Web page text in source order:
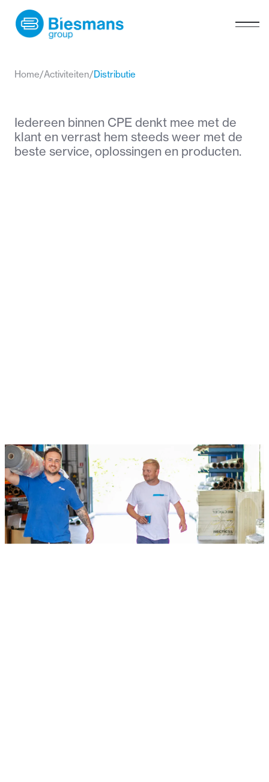
Home/Activiteiten/Distributie
Iedereen binnen CPE denkt mee met de
klant en verrast hem steeds weer met de
beste service, oplossingen en producten.